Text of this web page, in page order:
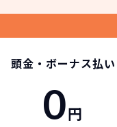
頭金・ボーナス払い
0円